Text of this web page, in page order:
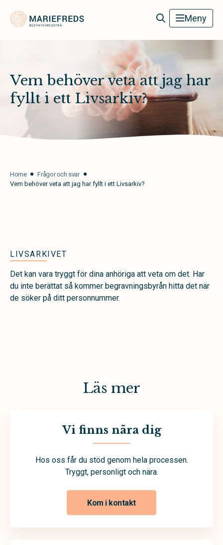
Mariefreds Begravningsbyrå Meny
Vem behöver veta att jag har
fyllt i ett Livsarkiv?
Home
Frågor och svar
Vem behöver veta att jag har fyllt i ett Livsarkiv?
LIVSARKIVET
Det kan vara tryggt för dina anhöriga att veta om det. Har
du inte berättat så kommer begravningsbyrån hitta det när
de söker på ditt personnummer.
Läs mer
Vi finns nära dig
Hos oss får du stöd genom hela processen.
Tryggt, personligt och nära.
Kom i kontakt